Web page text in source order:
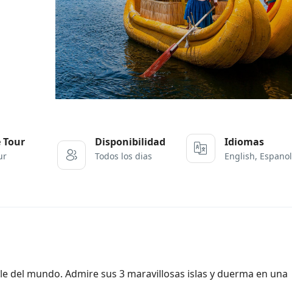
Tour Disponibilidad Idiomas
English, Espanol
del mundo. Admire sus 3 maravillosas islas y duerma en una